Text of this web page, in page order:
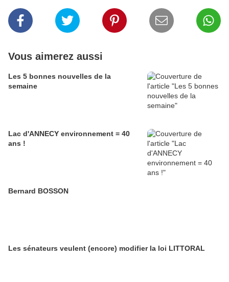
Vous aimerez aussi
Les 5 bonnes nouvelles de la
semaine
Lac d'ANNECY environnement = 40
ans !
Bernard BOSSON
Les sénateurs veulent (encore) modifier la loi LITTORAL